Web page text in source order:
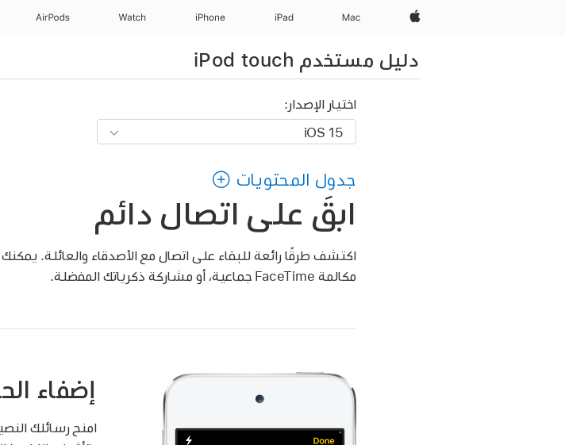
Apple‏
Mac
iPad‏
iPhone
Watch
AirPods
دليل مستخدم iPod touch
اختيار الإصدار:
جدول المحتويات
ابقَ على اتصال دائم
اكتشف طرقًا رائعة للبقاء على اتصال مع الأصدقاء والعائلة.
مكالمة FaceTime جماعية، أو مشاركة ذكرياتك المفضلة.
إضفاء
امنح رسائلك